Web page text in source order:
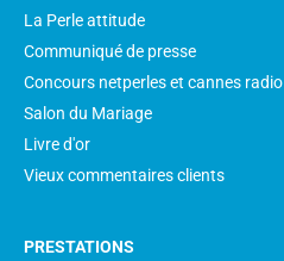
La Perle attitude
Communiqué de presse
Concours netperles et cannes radio
Salon du Mariage
Livre d'or
Vieux commentaires clients
PRESTATIONS